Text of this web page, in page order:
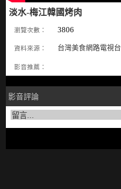
淡水-梅江韓國烤肉
瀏覽次數： 3806
資料來源： 台灣美食網路電視台
影音推薦：
影音評論